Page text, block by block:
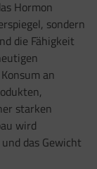
Hormon
sondern
die Fähigkeit
an
starken
wird
das Gewicht